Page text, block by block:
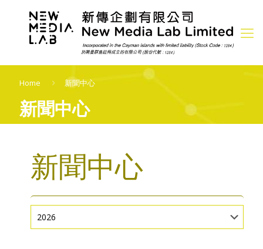
新聞中心
Home 新聞中心
新聞中心